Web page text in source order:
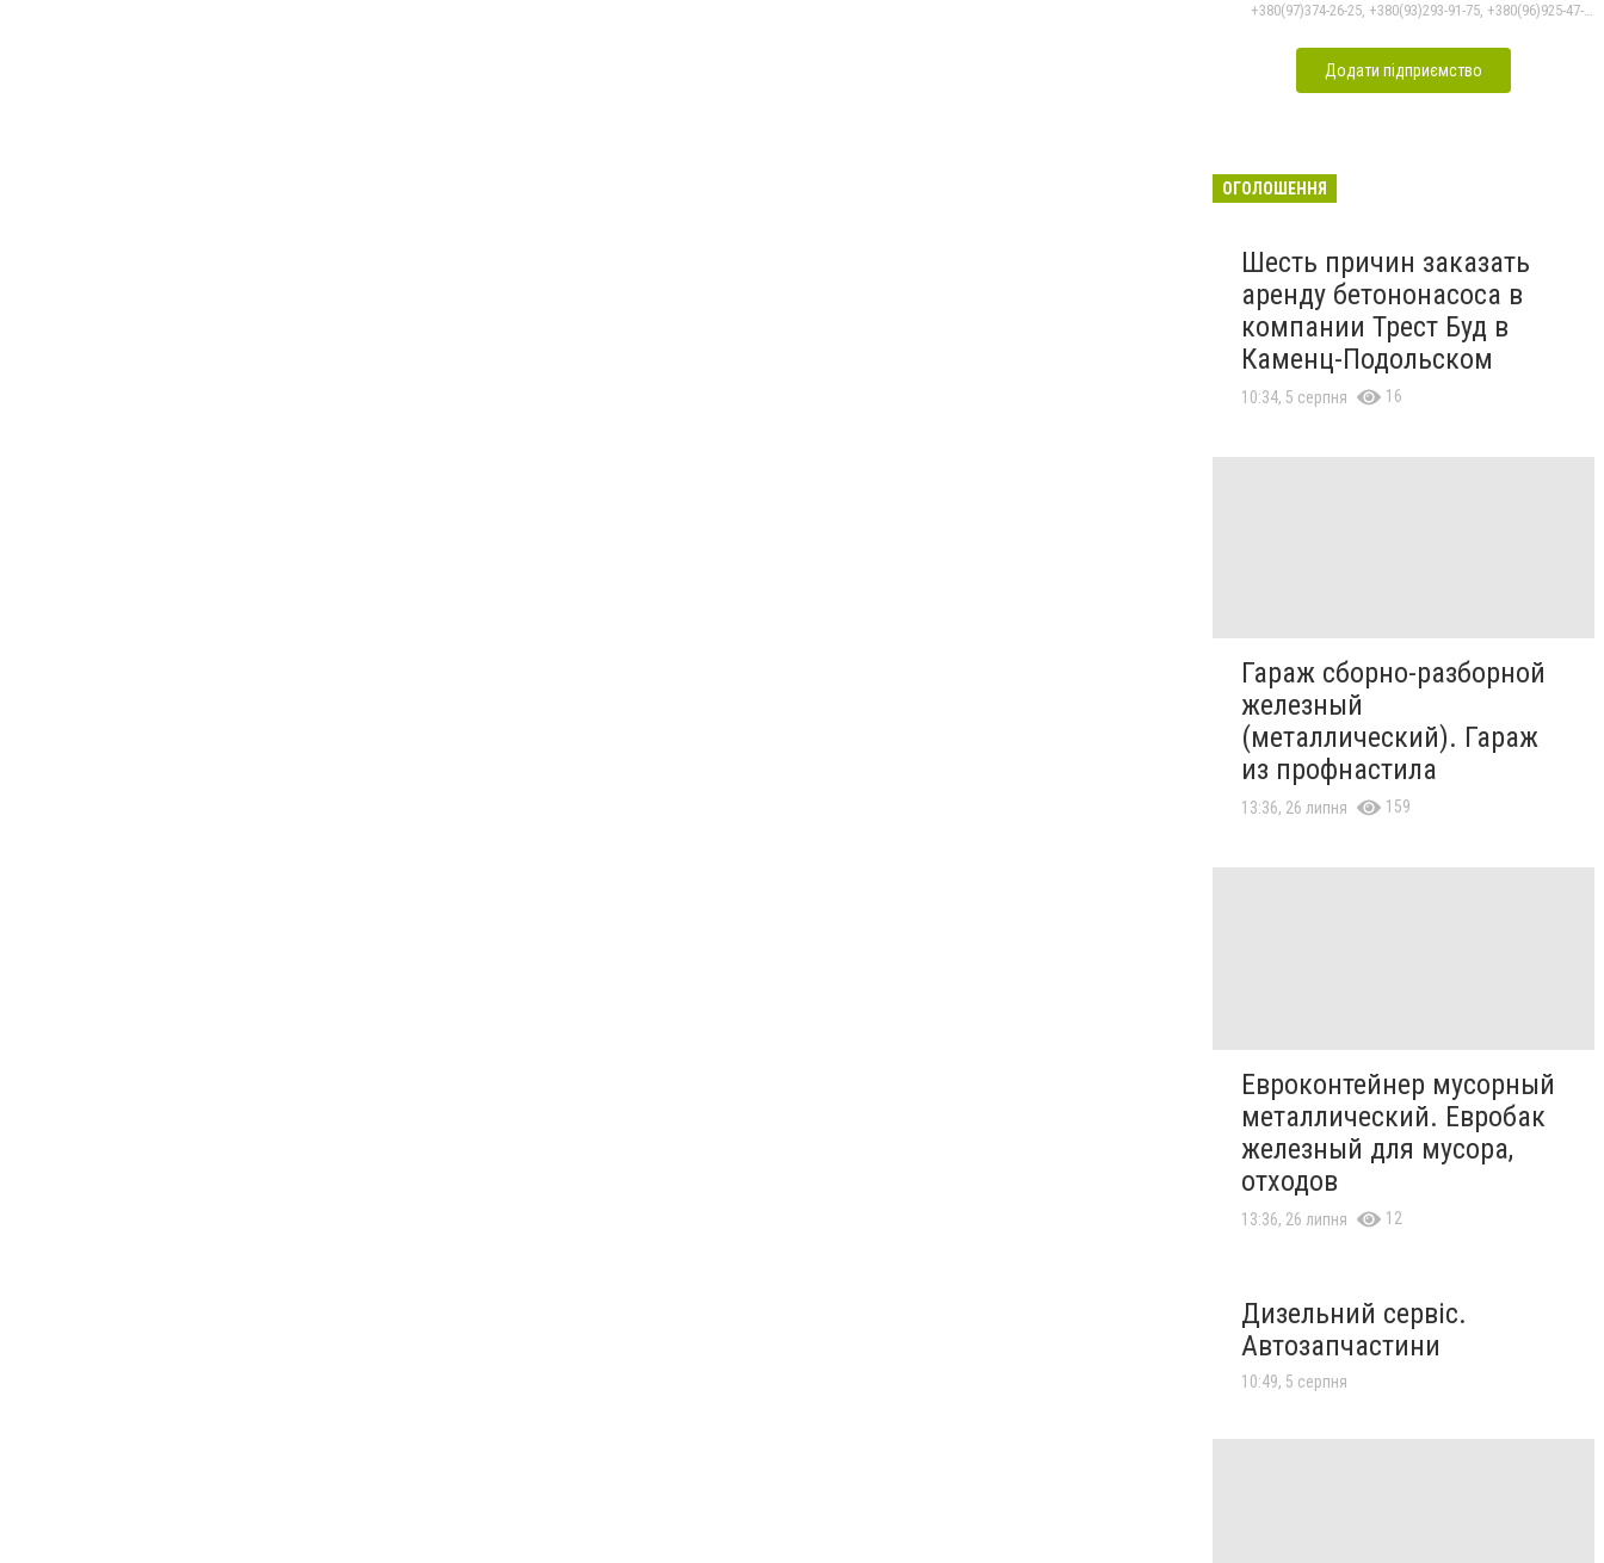
+380(97)374-26-25, +380(93)293-91-75, +380(96)925-47-71, +380(73)327-54-83
Додати підприємство
ОГОЛОШЕННЯ
Шесть причин заказать
аренду бетононасоса в
компании Трест Буд в
Каменц-Подольском
10:34, 5 серпня 16
Гараж сборно-разборной
железный
(металлический). Гараж
из профнастила
13:36, 26 липня 159
Евроконтейнер мусорный
металлический. Евробак
железный для мусора,
отходов
13:36, 26 липня 12
Дизельний сервіс.
Автозапчастини
10:49, 5 серпня